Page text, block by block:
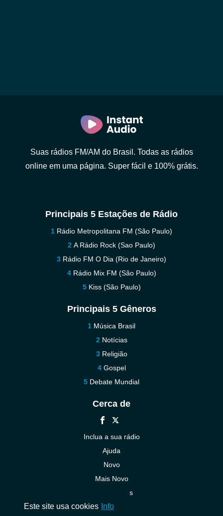
Suas rádios FM/AM do Brasil. Todas as rádios
online em uma página. Super fácil e 100% grátis.
Principais 5 Estações de Rádio
Rádio Metropolitana FM (São Paulo)
A Rádio Rock (Sao Paulo)
Rádio FM O Dia (Rio de Janeiro)
Rádio Mix FM (São Paulo)
Kiss (São Paulo)
Principais 5 Gêneros
Música Brasil
Notícias
Religião
Gospel
Debate Mundial
Cerca de
Inclua a sua rádio
Ajuda
Novo
Mais Novo
Contacte-nos
Este site usa cookies Info